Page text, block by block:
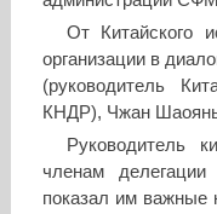
От Китайского
организации в
(руководитель
КНДР), Чжан
Руководитель
членам
показал им важные